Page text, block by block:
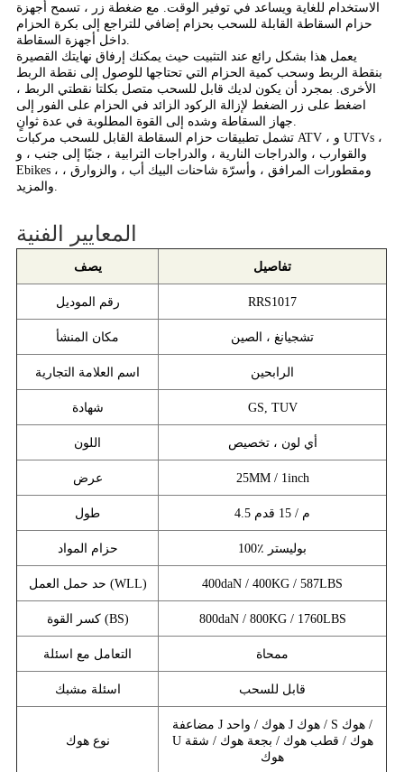
الاستخدام للغاية ويساعد في توفير الوقت. مع ضغطة زر ، تسمح أجهزة
حزام السقاطة القابلة للسحب بحزام إضافي للتراجع إلى بكرة الحزام
داخل أجهزة السقاطة.
يعمل هذا بشكل رائع عند التثبيت حيث يمكنك إرفاق نهايتك القصيرة
بنقطة الربط وسحب كمية الحزام التي تحتاجها للوصول إلى نقطة الربط
الأخرى. بمجرد أن يكون لديك قابل للسحب متصل بكلتا نقطتي الربط ،
اضغط على زر الضغط لإزالة الركود الزائد في الحزام على الفور إلى
جهاز السقاطة وشده إلى القوة المطلوبة في عدة ثوانٍ.
تشمل تطبيقات حزام السقاطة القابل للسحب مركبات ATV ، و UTVs ،
والقوارب ، والدراجات النارية ، والدراجات الترابية ، جنبًا إلى جنب ، و
Ebikes ، ومقطورات المرافق ، وأسرّة شاحنات البيك أب ، والزوارق ،
والمزيد.
المعايير الفنية
يصف تفاصيل
رقم الموديل RRS1017
مكان المنشأ تشجيانغ ، الصين
اسم العلامة التجارية الرابحين
شهادة GS, TUV
اللون أي لون ، تخصيص
عرض 25MM / 1inch
طول 4.5 م / 15 قدم
حزام المواد 100٪ بوليستر
حد حمل العمل (WLL) 400daN / 400KG / 587LBS
كسر القوة (BS) 800daN / 800KG / 1760LBS
التعامل مع اسئلة ممحاة
اسئلة مشبك قابل للسحب
نوع هوك
مضاعفة J هوك / واحد J هوك / S هوك /
U هوك / قطب هوك / بجعة هوك / شقة
هوك